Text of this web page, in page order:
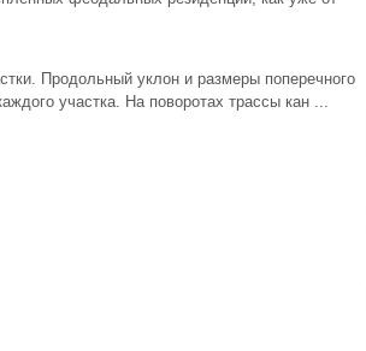
Продольный уклон и размеры поперечного
участка. На поворотах трассы кан ...